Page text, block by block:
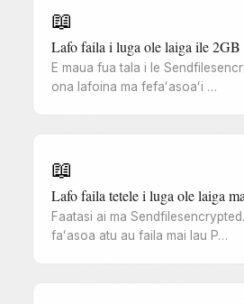
📖
Lafo faila i luga ole laiga ile 2GB
E maua fua tala i le
ona lafoina ma fefaʻasoaʻi …
📖
Lafo faila tetele i luga ole laiga
Faatasi ai ma
faʻasoa atu au faila mai lau P…